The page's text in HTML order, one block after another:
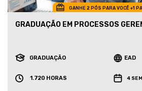
GANHE 2 PÓS PARA VOCÊ +1
GRADUAÇÃO EM PROCESSOS
GRADUAÇÃO EAD
1.720 HORAS 4